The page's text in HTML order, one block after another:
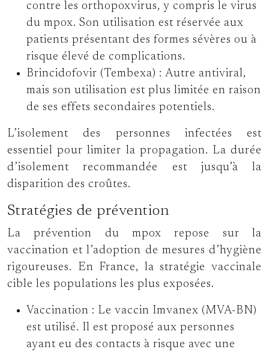
contre les orthopoxvirus, y compris le virus
du mpox. Son utilisation est réservée aux
patients présentant des formes sévères ou à
risque élevé de complications.
Brincidofovir (Tembexa) : Autre antiviral,
mais son utilisation est plus limitée en raison
de ses effets secondaires potentiels.
L’isolement des personnes infectées est
essentiel pour limiter la propagation. La durée
d’isolement recommandée est jusqu’à la
disparition des croûtes.
Stratégies de prévention
La prévention du mpox repose sur la
vaccination et l’adoption de mesures d’hygiène
rigoureuses. En France, la stratégie vaccinale
cible les populations les plus exposées.
Vaccination : Le vaccin Imvanex (MVA-BN)
est utilisé. Il est proposé aux personnes
ayant eu des contacts à risque avec une